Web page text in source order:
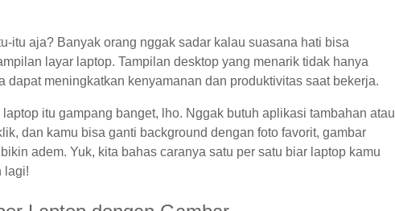
itu aja? Banyak orang nggak sadar kalau suasana hati bisa
layar laptop. Tampilan desktop yang menarik tidak hanya
dapat meningkatkan kenyamanan dan produktivitas saat bekerja.
laptop itu gampang banget, lho. Nggak butuh aplikasi tambahan atau
dan kamu bisa ganti background dengan foto favorit, gambar
adem. Yuk, kita bahas caranya satu per satu biar laptop kamu
lagi!